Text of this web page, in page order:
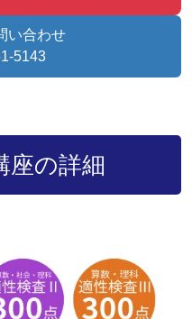
い合わせ
5143
座の詳細